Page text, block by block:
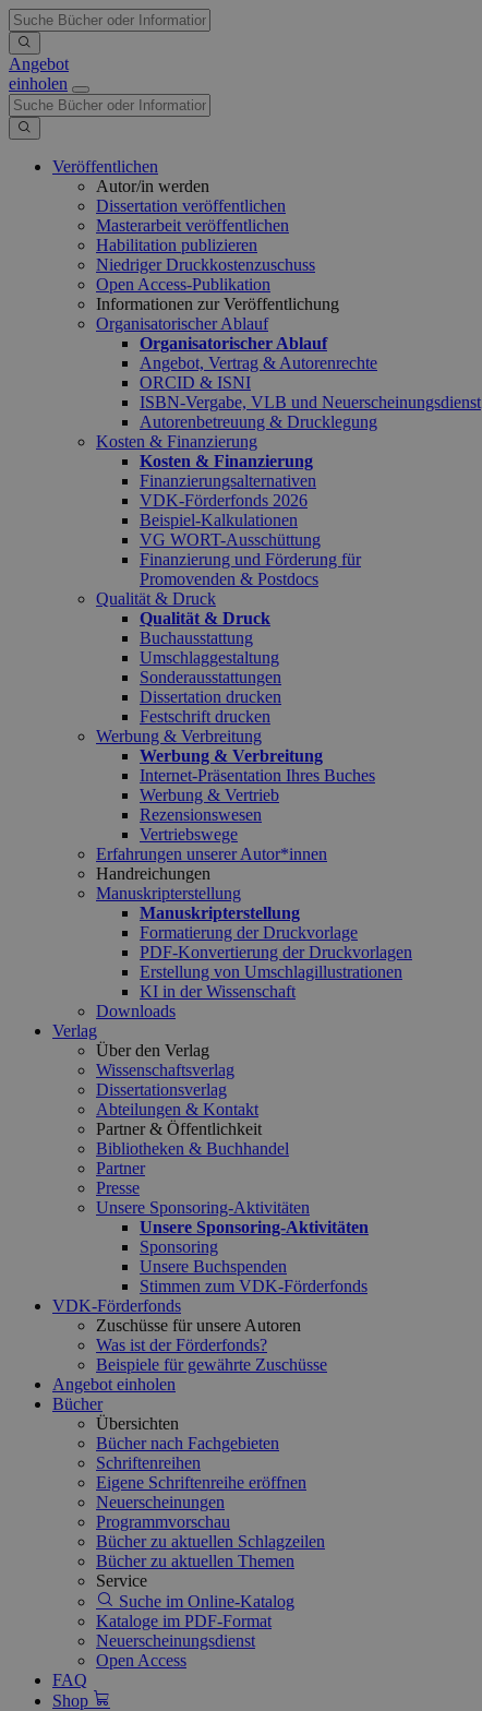
Angebot
einholen
Veröffentlichen
Autor/in werden
Dissertation veröffentlichen
Masterarbeit veröffentlichen
Habilitation publizieren
Niedriger Druckkostenzuschuss
Open Access-Publikation
Informationen zur Veröffentlichung
Organisatorischer Ablauf
Organisatorischer Ablauf
Angebot, Vertrag & Autorenrechte
ORCID & ISNI
ISBN-Vergabe, VLB und Neuerscheinungsdienst
Autorenbetreuung & Drucklegung
Kosten & Finanzierung
Kosten & Finanzierung
Finanzierungsalternativen
VDK-Förderfonds 2026
Beispiel-Kalkulationen
VG WORT-Ausschüttung
Finanzierung und Förderung für
Promovenden & Postdocs
Qualität & Druck
Qualität & Druck
Buchausstattung
Umschlaggestaltung
Sonderausstattungen
Dissertation drucken
Festschrift drucken
Werbung & Verbreitung
Werbung & Verbreitung
Internet-Präsentation Ihres Buches
Werbung & Vertrieb
Rezensionswesen
Vertriebswege
Erfahrungen unserer Autor*innen
Handreichungen
Manuskripterstellung
Manuskripterstellung
Formatierung der Druckvorlage
PDF-Konvertierung der Druckvorlagen
Erstellung von Umschlagillustrationen
KI in der Wissenschaft
Downloads
Verlag
Über den Verlag
Wissenschaftsverlag
Dissertationsverlag
Abteilungen & Kontakt
Partner & Öffentlichkeit
Bibliotheken & Buchhandel
Partner
Presse
Unsere Sponsoring-Aktivitäten
Unsere Sponsoring-Aktivitäten
Sponsoring
Unsere Buchspenden
Stimmen zum VDK-Förderfonds
VDK-Förderfonds
Zuschüsse für unsere Autoren
Was ist der Förderfonds?
Beispiele für gewährte Zuschüsse
Angebot einholen
Bücher
Übersichten
Bücher nach Fachgebieten
Schriftenreihen
Eigene Schriftenreihe eröffnen
Neuerscheinungen
Programmvorschau
Bücher zu aktuellen Schlagzeilen
Bücher zu aktuellen Themen
Service
Suche im Online-Katalog
Kataloge im PDF-Format
Neuerscheinungsdienst
Open Access
FAQ
Shop